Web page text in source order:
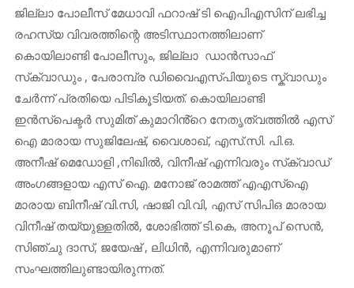
ജില്ലാ പോലീസ് മേധാവി ഫറാഷ് ടി ഐപിഎസിന് ലഭിച്ച
രഹസ്യ വിവരത്തിന്റെ അടിസ്ഥാനത്തിലാണ്
കൊയിലാണ്ടി പോലീസും, ജില്ലാ ഡാൻസാഫ്
സ്‌ക്വാഡും , പേരാമ്പ്ര ഡിവൈഎസ്പിയുടെ സ്ക്വാഡും
ചേർന്ന് പ്രതിയെ പിടികൂടിയത്. കൊയിലാണ്ടി
ഇൻസ്പെക്ടർ സുമിത് കുമാറിൻ്റെ നേതൃത്വത്തിൽ എസ്
ഐ മാരായ സുജിലേഷ്, വൈശാഖ്, എസ്.സി. പി.ഒ.
അനീഷ് മെഡോളി ,നിഖിൽ, വിനീഷ് എന്നിവരും സ്‌ക്വാഡ്
അംഗങ്ങളായ എസ് ഐ. മനോജ് രാമത്ത് എഎസ്‌ഐ
മാരായ ബിനീഷ് വി.സി, ഷാജി വി.വി, എസ് സിപിഒ മാരായ
വിനീഷ് തയ്യുള്ളതിൽ, ശോഭിത്ത് ടി.കെ, അനൂപ് സെൻ,
സിഞ്ചു ദാസ്, ജയേഷ് , ലിധിൻ, എന്നിവരുമാണ്
സംഘത്തിലുണ്ടായിരുന്നത്.